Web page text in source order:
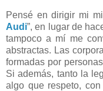
Pensé en dirigir mi
Audi”, en lugar de
tampoco a mí me
abstractas. Las
formadas por
Si además, tanto la
algo que respeto,